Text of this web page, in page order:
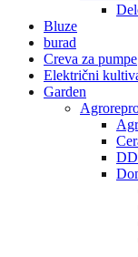
Bluze
burad
Creva za pumpe
Električni
Garden